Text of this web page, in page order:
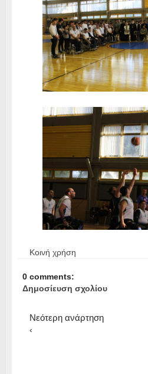
Κοινή χρήση
0 comments:
Δημοσίευση σχολίου
Νεότερη ανάρτηση
‹